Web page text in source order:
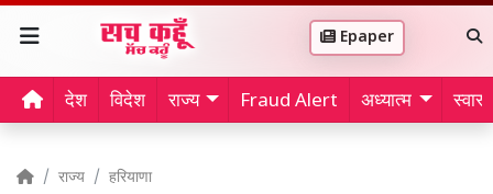
Epaper
देश विदेश राज्य Fraud Alert अध्यात्म
राज्य हरियाणा